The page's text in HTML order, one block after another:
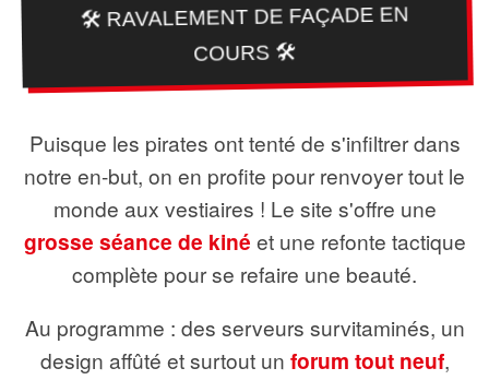
🛠️ RAVALEMENT DE FAÇADE EN
COURS 🛠️
Puisque les pirates ont tenté de s'infiltrer dans
notre en-but, on en profite pour renvoyer tout le
monde aux vestiaires ! Le site s'offre une
grosse séance de kiné et une refonte tactique
complète pour se refaire une beauté.
Au programme : des serveurs survitaminés, un
design affûté et surtout un forum tout neuf,